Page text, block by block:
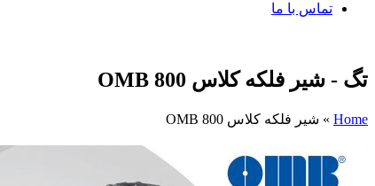
تماس با ما
تگ - شیر فلکه کلاس 800 OMB
Home
» شیر فلکه کلاس 800 OMB